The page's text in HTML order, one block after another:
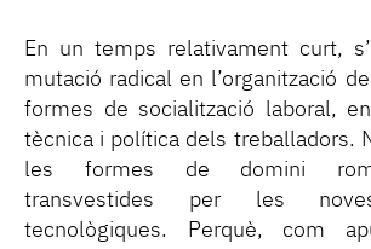
En un temps relativament curt,
mutació radical en l’organització
formes de socialització laboral,
tècnica i política dels treballadors.
les formes de domini
transvestides per les
tecnològiques. Perquè, com